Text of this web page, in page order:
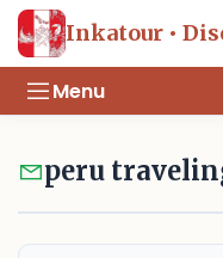
Inkatour •
Menu
peru